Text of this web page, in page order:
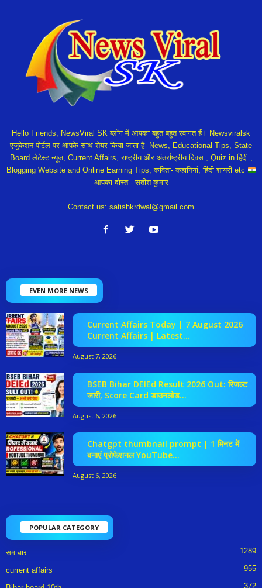
Hello Friends, NewsViral SK ब्लॉग में आपका बहुत बहुत स्वागत हैं। Newsviralsk
एजुकेशन पोर्टल पर आपके साथ शेयर किया जाता है- News, Educational Tips, State
Board लेटेस्ट न्यूज, Current Affairs, राष्ट्रीय और अंतर्राष्ट्रीय दिवस , Quiz in हिंदी ,
Blogging Website and Online Earning Tips, कविता- कहानियां, हिंदी शायरी etc
आपका दोस्त-- सतीश कुमार
Contact us: satishkrdwal@gmail.com
EVEN MORE NEWS
Current Affairs Today | 7 August 2026
Current Affairs | Latest...
August 7, 2026
BSEB Bihar DElEd Result 2026 Out: रिजल्ट
जारी, Score Card डाउनलोड...
August 6, 2026
Chatgpt thumbnail prompt | 1 मिनट में
बनाएं प्रोफेशनल YouTube...
August 6, 2026
POPULAR CATEGORY
समाचार 1289
current affairs 955
372